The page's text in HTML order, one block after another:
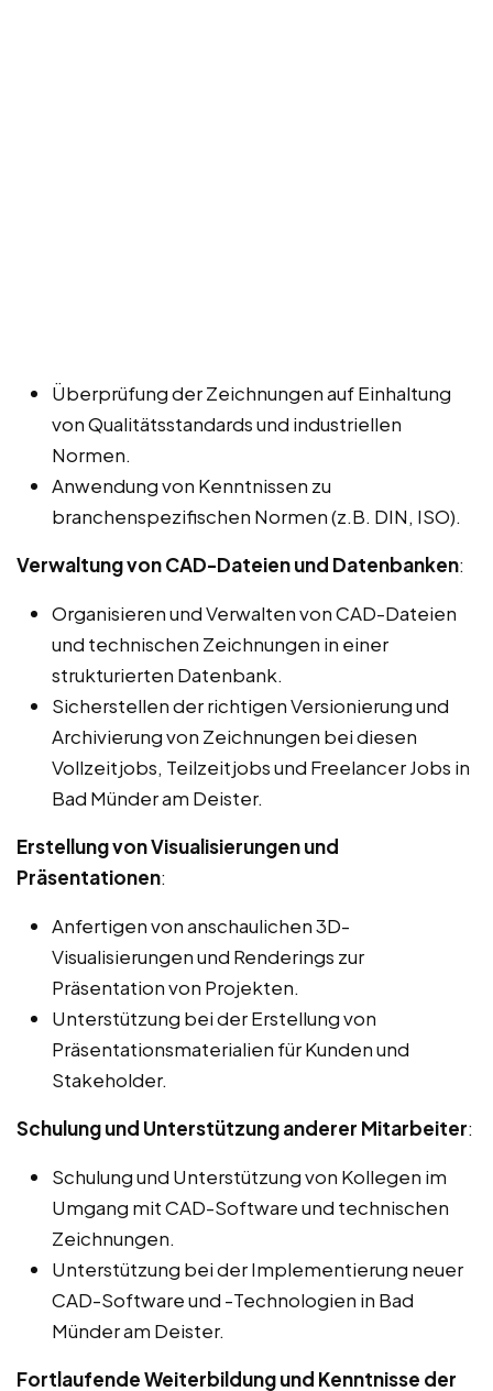
Überprüfung der Zeichnungen auf Einhaltung
von Qualitätsstandards und industriellen
Normen.
Anwendung von Kenntnissen zu
branchenspezifischen Normen (z.B. DIN, ISO).
Verwaltung von CAD-Dateien und Datenbanken:
Organisieren und Verwalten von CAD-Dateien
und technischen Zeichnungen in einer
strukturierten Datenbank.
Sicherstellen der richtigen Versionierung und
Archivierung von Zeichnungen bei diesen
Vollzeitjobs, Teilzeitjobs und Freelancer Jobs in
Bad Münder am Deister.
Erstellung von Visualisierungen und
Präsentationen:
Anfertigen von anschaulichen 3D-
Visualisierungen und Renderings zur
Präsentation von Projekten.
Unterstützung bei der Erstellung von
Präsentationsmaterialien für Kunden und
Stakeholder.
Schulung und Unterstützung anderer Mitarbeiter:
Schulung und Unterstützung von Kollegen im
Umgang mit CAD-Software und technischen
Zeichnungen.
Unterstützung bei der Implementierung neuer
CAD-Software und -Technologien in Bad
Münder am Deister.
Fortlaufende Weiterbildung und Kenntnisse der